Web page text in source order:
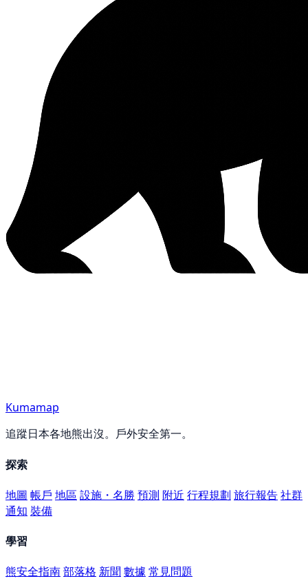
Kumamap
追蹤日本各地熊出沒。戶外安全第一。
探索
地圖 帳戶 地區 設施・名勝 預測 附近 行程規劃 旅行報告社群
通知 裝備
學習
熊安全指南部落格 新聞數據 常見問題